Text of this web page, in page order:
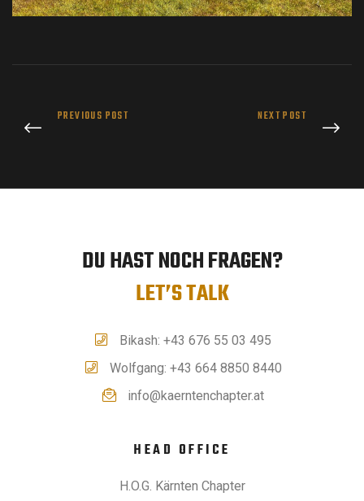
PREVIOUS POST NEXT POST
DU HAST NOCH FRAGEN?
LET’S TALK
Bikash: +43 676 55 03 495
Wolfgang: +43 664 8850 8440
info@kaerntenchapter.at
HEAD OFFICE
H.O.G. Kärnten Chapter